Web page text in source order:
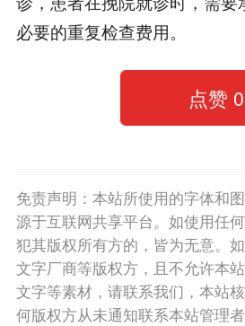
必要的重复检查费用。
点赞 0
免责声明：本站所使用的字体和
源于互联网共享平台。如使用任
犯其版权所有方的，皆为无意。
文字厂商等版权方，且不允许本
文字等素材，请联系我们，本站
何版权方从未通知联系本站管理